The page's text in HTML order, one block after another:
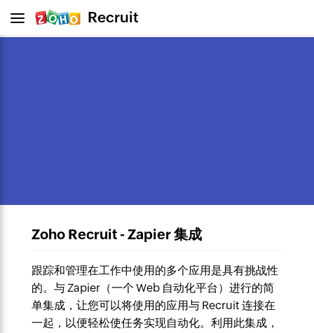
Recruit
Zoho Recruit - Zapier 集成
跟踪和管理在工作中使用的多个应用是具有挑战性
的。与 Zapier（一个 Web 自动化平台）进行的简
单集成，让您可以将使用的应用与 Recruit 连接在
一起，以便轻松使任务实现自动化。利用此集成，